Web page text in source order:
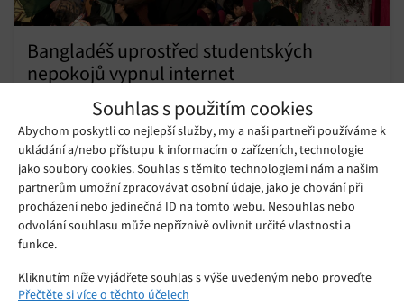
Souhlas s použitím cookies
Abychom poskytli co nejlepší služby, my a naši partneři používáme k
ukládání a/nebo přístupu k informacím o zařízeních, technologie
jako soubory cookies. Souhlas s těmito technologiemi nám a našim
partnerům umožní zpracovávat osobní údaje, jako je chování při
procházení nebo jedinečná ID na tomto webu. Nesouhlas nebo
odvolání souhlasu může nepříznivě ovlivnit určité vlastnosti a
funkce.
Kliknutím níže vyjádřete souhlas s výše uvedeným nebo proveďte
podrobnější rozhodnutí. Vaše volby budou použity pouze na tomto
Přečtěte si více o těchto účelech
Bangladéš uprostřed studentských
nepokojů vypnul internet
V Bangladéši došlo k úplnému vypnutí internetu, protože se
vláda snaží potlačit rozsáhlé studentské protesty, které si
podle agentury AFP vyžádaly již nejméně 32 mrtvých.
Apple zareagoval na nepokoje v
indické továrně a pozastavil
spolupráci se společností Wistron
Úterý 22. 12. 2020 Samuel